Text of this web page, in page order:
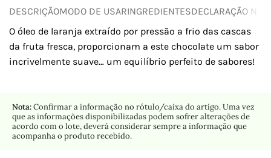
DESCRIÇÃOMODO DE USARINGREDIENTESDECLARAÇÃO
O óleo de laranja extraído por pressão a frio das cascas
da fruta fresca, proporcionam a este chocolate um sabor
incrivelmente suave… um equilíbrio perfeito de sabores!
Nota:Confirmar a informação no rótulo/caixa do artigo. Uma vez
que as informações disponibilizadas podem sofrer alterações de
acordo com o lote, deverá considerar sempre a informação que
acompanha o produto recebido.